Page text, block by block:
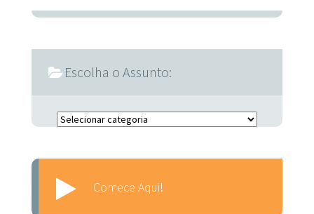
Escolha o Assunto:
Escolha o Assunto:
Comece Aqui!